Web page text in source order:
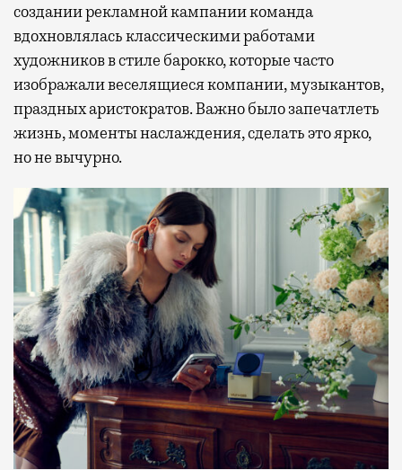
создании рекламной кампании команда
вдохновлялась классическими работами
художников в стиле барокко, которые часто
изображали веселящиеся компании, музыкантов,
праздных аристократов. Важно было запечатлеть
жизнь, моменты наслаждения, сделать это ярко,
но не вычурно.